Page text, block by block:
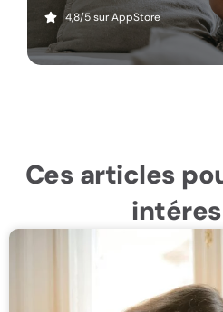
4,8/5 sur AppStore
Ces articles